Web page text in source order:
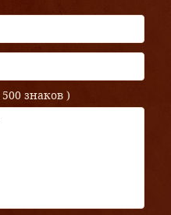
500 знаков )